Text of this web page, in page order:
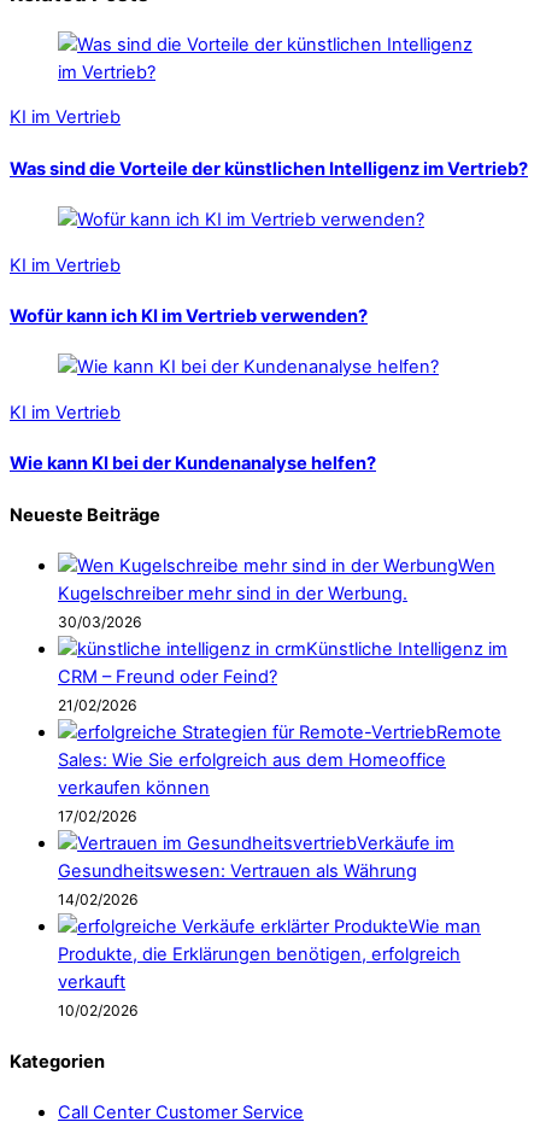
KI im Vertrieb
Was sind die Vorteile der künstlichen Intelligenz im Vertrieb?
KI im Vertrieb
Wofür kann ich KI im Vertrieb verwenden?
KI im Vertrieb
Wie kann KI bei der Kundenanalyse helfen?
Neueste Beiträge
Wen
Kugelschreiber mehr sind in der Werbung.
30/03/2026
Künstliche Intelligenz im
CRM – Freund oder Feind?
21/02/2026
Remote
Sales: Wie Sie erfolgreich aus dem Homeoffice
verkaufen können
17/02/2026
Verkäufe im
Gesundheitswesen: Vertrauen als Währung
14/02/2026
Wie man
Produkte, die Erklärungen benötigen, erfolgreich
verkauft
10/02/2026
Kategorien
Call Center Customer Service